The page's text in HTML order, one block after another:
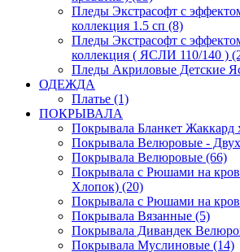
Пледы Экстрасофт с
коллекция 1.5 сп (8)
Пледы Экстрасофт с
коллекция ( ЯСЛИ 110/140 )
Пледы Акриловые Детские
ОДЕЖДА
Платье (1)
ПОКРЫВАЛА
Покрывала Бланкет Жаккард
Покрывала Велюровые -
Покрывала Велюровые (66)
Покрывала с Рюшами на
Хлопок) (20)
Покрывала с Рюшами на
Покрывала Вязанные (5)
Покрывала Дивандек
Покрывала Муслиновые (14)